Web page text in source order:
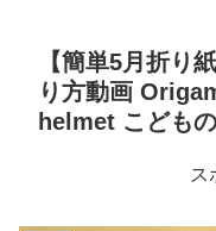
【簡単5月折り
り方動画
helmet こども
ス